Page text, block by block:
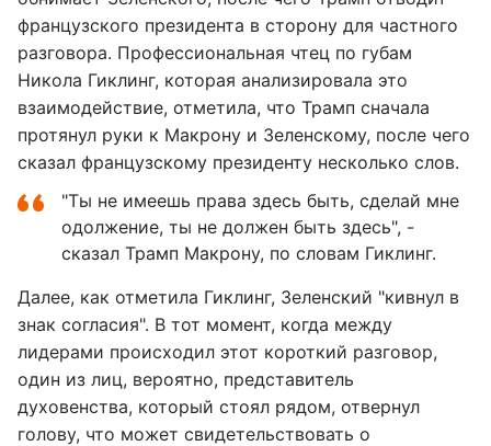
французского президента в сторону для частного
разговора. Профессиональная чтец по губам
Никола Гиклинг, которая анализировала это
взаимодействие, отметила, что Трамп сначала
протянул руки к Макрону и Зеленскому, после чего
сказал французскому президенту несколько слов.
"Ты не имеешь права здесь быть, сделай мне
одолжение, ты не должен быть здесь", -
сказал Трамп Макрону, по словам Гиклинг.
Далее, как отметила Гиклинг, Зеленский "кивнул в
знак согласия". В тот момент, когда между
лидерами происходил этот короткий разговор,
один из лиц, вероятно, представитель
духовенства, который стоял рядом, отвернул
голову, что может свидетельствовать о